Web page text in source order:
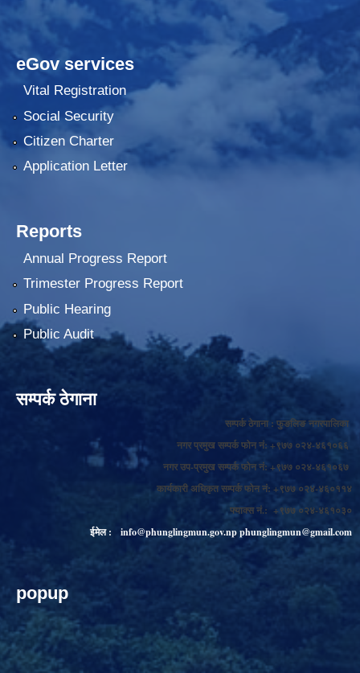
eGov services
Vital Registration
Social Security
Citizen Charter
Application Letter
Reports
Annual Progress Report
Trimester Progress Report
Public Hearing
Public Audit
सम्पर्क ठेगाना
सम्पर्क ठेगाना : फुङलिङ नगरपालिका
नगर प्रमुख सम्पर्क फोन नं: +९७७ ०२४-४६१०६६
नगर उप-प्रमुख सम्पर्क फोन नं: +९७७ ०२४-४६१०६७
कार्यकारी अधिकृत सम्पर्क फोन नं: +९७७ ०२४-४६०११४
फ्याक्स नं.: +९७७ ०२४-४६१०३०
ईमेल :
info@phunglingmun.gov.npphunglingmun@gmail.com
popup